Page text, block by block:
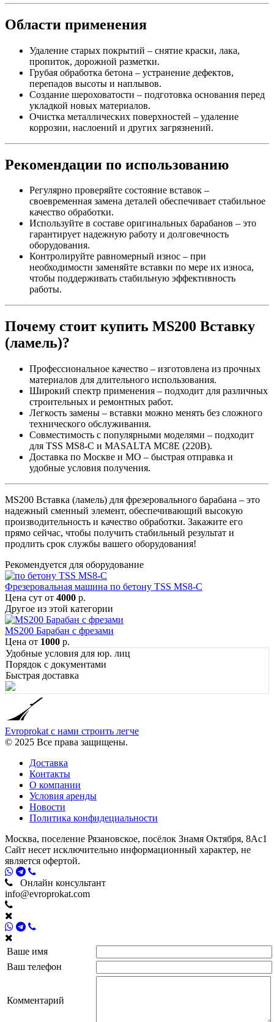
Области применения
Удаление старых покрытий – снятие краски, лака,
пропиток, дорожной разметки.
Грубая обработка бетона – устранение дефектов,
перепадов высоты и наплывов.
Создание шероховатости – подготовка основания перед
укладкой новых материалов.
Очистка металлических поверхностей – удаление
коррозии, наслоений и других загрязнений.
Рекомендации по использованию
Регулярно проверяйте состояние вставок –
своевременная замена деталей обеспечивает стабильное
качество обработки.
Используйте в составе оригинальных барабанов – это
гарантирует надежную работу и долговечность
оборудования.
Контролируйте равномерный износ – при
необходимости заменяйте вставки по мере их износа,
чтобы поддерживать стабильную эффективность
работы.
Почему стоит купить MS200 Вставку
(ламель)?
Профессиональное качество – изготовлена из прочных
материалов для длительного использования.
Широкий спектр применения – подходит для различных
строительных и ремонтных работ.
Легкость замены – вставки можно менять без сложного
технического обслуживания.
Совместимость с популярными моделями – подходит
для TSS MS8-C и MASALTA МС8Е (220В).
Доставка по Москве и МО – быстрая отправка и
удобные условия получения.
MS200 Вставка (ламель) для фрезеровального барабана – это
надежный сменный элемент, обеспечивающий высокую
производительность и качество обработки. Закажите его
прямо сейчас, чтобы получить стабильный результат и
продлить срок службы вашего оборудования!
Рекомендуется для оборудование
Фрезеровальная машина по бетону TSS MS8-C
Цена сут от 4000 р.
Другое из этой категории
MS200 Барабан с фрезами
Цена от 1000 р.
Удобные условия для юр. лиц
Порядок с документами
Быстрая доставка
Evroprokat с нами строить легче
© 2025 Все права защищены.
Доставка
Контакты
О компании
Условия аренды
Новости
Политика конфидециальности
Москва, поселение Рязановское, посёлок Знамя Октября, 8Ас1
Сайт несет исключительно информационный характер, не
является офертой.
Онлайн консультант
info@evroprokat.com
Ваше имя
Ваш телефон
Комментарий